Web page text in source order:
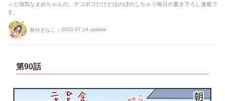
ィと強気なまめちゃんの、デコボコだけどほのぼのしちゃう毎日の書き下ろし連載で
す。
餅付きなこ 2020.07.14 update
第90話